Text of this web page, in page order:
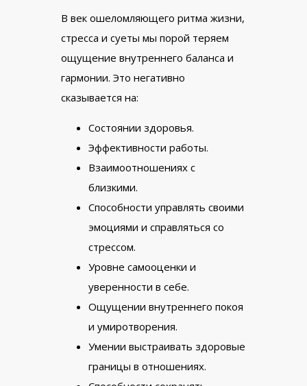
В век ошеломляющего ритма жизни,
стресса и суеты мы порой теряем
ощущение внутреннего баланса и
гармонии. Это негативно
сказывается на:
Состоянии здоровья.
Эффективности работы.
Взаимоотношениях с
близкими.
Способности управлять своими
эмоциями и справляться со
стрессом.
Уровне самооценки и
уверенности в себе.
Ощущении внутреннего покоя
и умиротворения.
Умении выстраивать здоровые
границы в отношениях.